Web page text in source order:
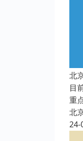
北
目
重
北
24-